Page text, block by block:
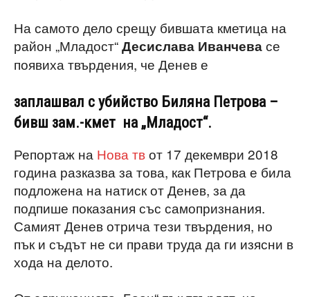
На самото дело срещу бившата кметица на
район „Младост“Десислава Иванчевасе
появиха твърдения, че Денев е
заплашвал с убийство Биляна Петрова –
бивш зам.-кмет на „Младост“.
Репортаж на Нова твот 17 декември 2018
година разказва за това, как Петрова е била
подложена на натиск от Денев, за да
подпише показания със самопризнания.
Самият Денев отрича тези твърдения, но
пък и съдът не си прави труда да ги изясни в
хода на делото.